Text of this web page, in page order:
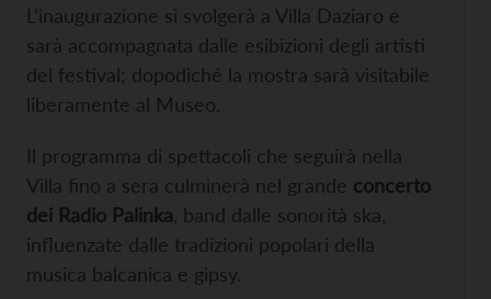
L’inaugurazione si svolgerà a Villa Daziaro e
sarà accompagnata dalle esibizioni degli artisti
del festival; dopodiché la mostra sarà visitabile
liberamente al Museo.
Il programma di spettacoli che seguirà nella
Villa fino a sera culminerà nel grande concerto
dei Radio Palinka , band dalle sonorità ska,
influenzate dalle tradizioni popolari della
musica balcanica e gipsy.